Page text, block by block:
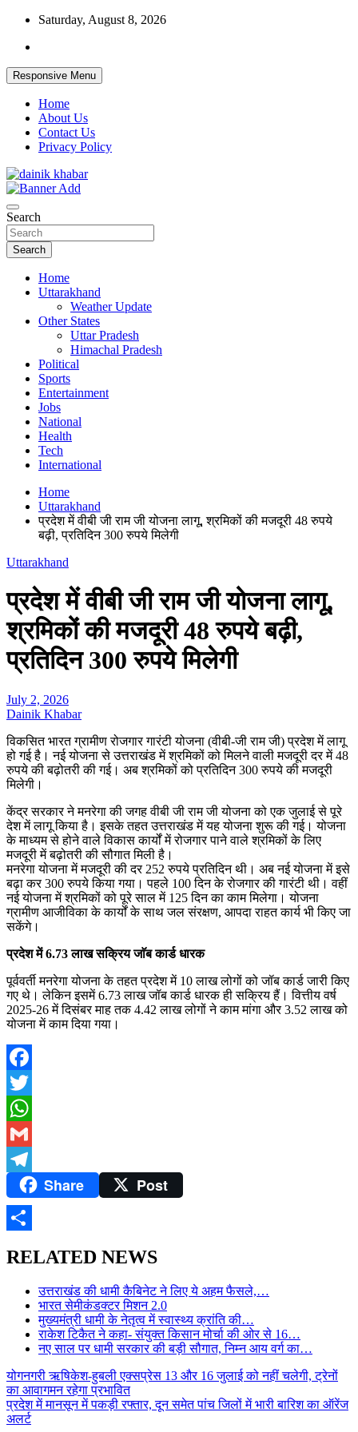
Skip
content
Saturday, August 8, 2026
Responsive Menu
Home
About Us
Contact Us
Privacy Policy
Dainikkhabar.in – Uttarakhand Daily
Hindi News Website
Search
Search
Home
Uttarakhand
Weather Update
Other States
Uttar Pradesh
Himachal Pradesh
Political
Sports
Entertainment
Jobs
National
Health
Tech
International
Home
Uttarakhand
प्रदेश में वीबी जी राम जी योजना लागू, श्रमिकों की मजदूरी 48 रुपये
बढ़ी, प्रतिदिन 300 रुपये मिलेगी
Uttarakhand
प्रदेश में वीबी जी राम जी योजना लागू,
श्रमिकों की मजदूरी 48 रुपये बढ़ी,
प्रतिदिन 300 रुपये मिलेगी
July 2, 2026
Dainik Khabar
विकसित भारत ग्रामीण रोजगार गारंटी योजना (वीबी-जी राम जी) प्रदेश में लागू
हो गई है। नई योजना से उत्तराखंड में श्रमिकों को मिलने वाली मजदूरी दर में 48
रुपये की बढ़ोतरी की गई। अब श्रमिकों को प्रतिदिन 300 रुपये की मजदूरी
मिलेगी।
केंद्र सरकार ने मनरेगा की जगह वीबी जी राम जी योजना को एक जुलाई से पूरे
देश में लागू किया है। इसके तहत उत्तराखंड में यह योजना शुरू की गई। योजना
के माध्यम से होने वाले विकास कार्यों में रोजगार पाने वाले श्रमिकों के लिए
मजदूरी में बढ़ोतरी की सौगात मिली है।
मनरेगा योजना में मजदूरी की दर 252 रुपये प्रतिदिन थी। अब नई योजना में इसे
बढ़ा कर 300 रुपये किया गया। पहले 100 दिन के रोजगार की गारंटी थी। वहीं
नई योजना में श्रमिकों को पूरे साल में 125 दिन का काम मिलेगा। योजना
ग्रामीण आजीविका के कार्यों के साथ जल संरक्षण, आपदा राहत कार्य भी किए जा
सकेंगे।
प्रदेश में 6.73 लाख सक्रिय जाॅब कार्ड धारक
पूर्ववर्ती मनरेगा योजना के तहत प्रदेश में 10 लाख लोगों को जॉब कार्ड जारी किए
गए थे। लेकिन इसमें 6.73 लाख जॉब कार्ड धारक ही सक्रिय हैं। वित्तीय वर्ष
2025-26 में दिसंबर माह तक 4.42 लाख लोगों ने काम मांगा और 3.52 लाख को
योजना में काम दिया गया।
Facebook
Twitter
WhatsApp
Gmail
TelegramShare Post
RELATED NEWS
उत्तराखंड की धामी कैबिनेट ने लिए ये अहम फैसले,…
भारत सेमीकंडक्टर मिशन 2.0
मुख्यमंत्री धामी के नेतृत्व में स्वास्थ्य क्रांति की…
राकेश टिकैत ने कहा- संयुक्त किसान मोर्चा की ओर से 16…
नए साल पर धामी सरकार की बड़ी सौगात, निम्न आय वर्ग का…
Post
navigation
योगनगरी ऋषिकेश-हुबली एक्सप्रेस 13 और 16 जुलाई को नहीं चलेगी, ट्रेनों
का आवागमन रहेगा प्रभावित
प्रदेश में मानसून में पकड़ी रफ्तार, दून समेत पांच जिलों में भारी बारिश का ऑरेंज
अलर्ट